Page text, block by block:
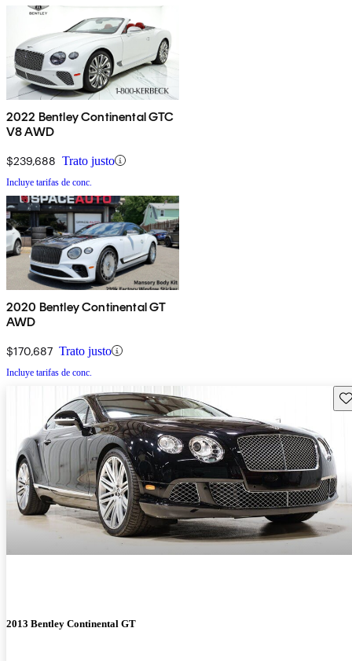
2022 Bentley Continental GTC
V8 AWD
$239,688 Trato justo
Incluye tarifas de conc.
2020 Bentley Continental GT
AWD
$170,687 Trato justo
Incluye tarifas de conc.
2013 Bentley Continental GT